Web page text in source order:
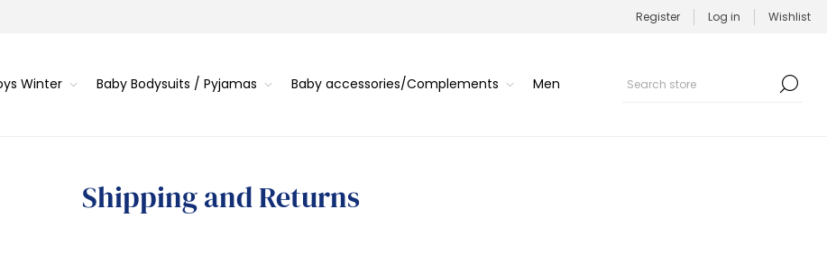
Register Log in Wishlist
Winter Baby Bodysuits / Pyjamas Baby accessories/Complements Men
Shipping and Returns